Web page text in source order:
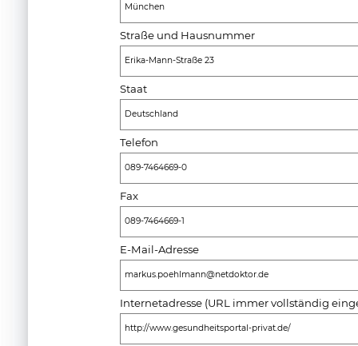
München
Straße und Hausnummer
Erika-Mann-Straße 23
Staat
Deutschland
Telefon
089-7464669-0
Fax
089-7464669-1
E-Mail-Adresse
markus.poehlmann@netdoktor.de
Internetadresse (URL immer vollständig
http://www.gesundheitsportal-privat.de/